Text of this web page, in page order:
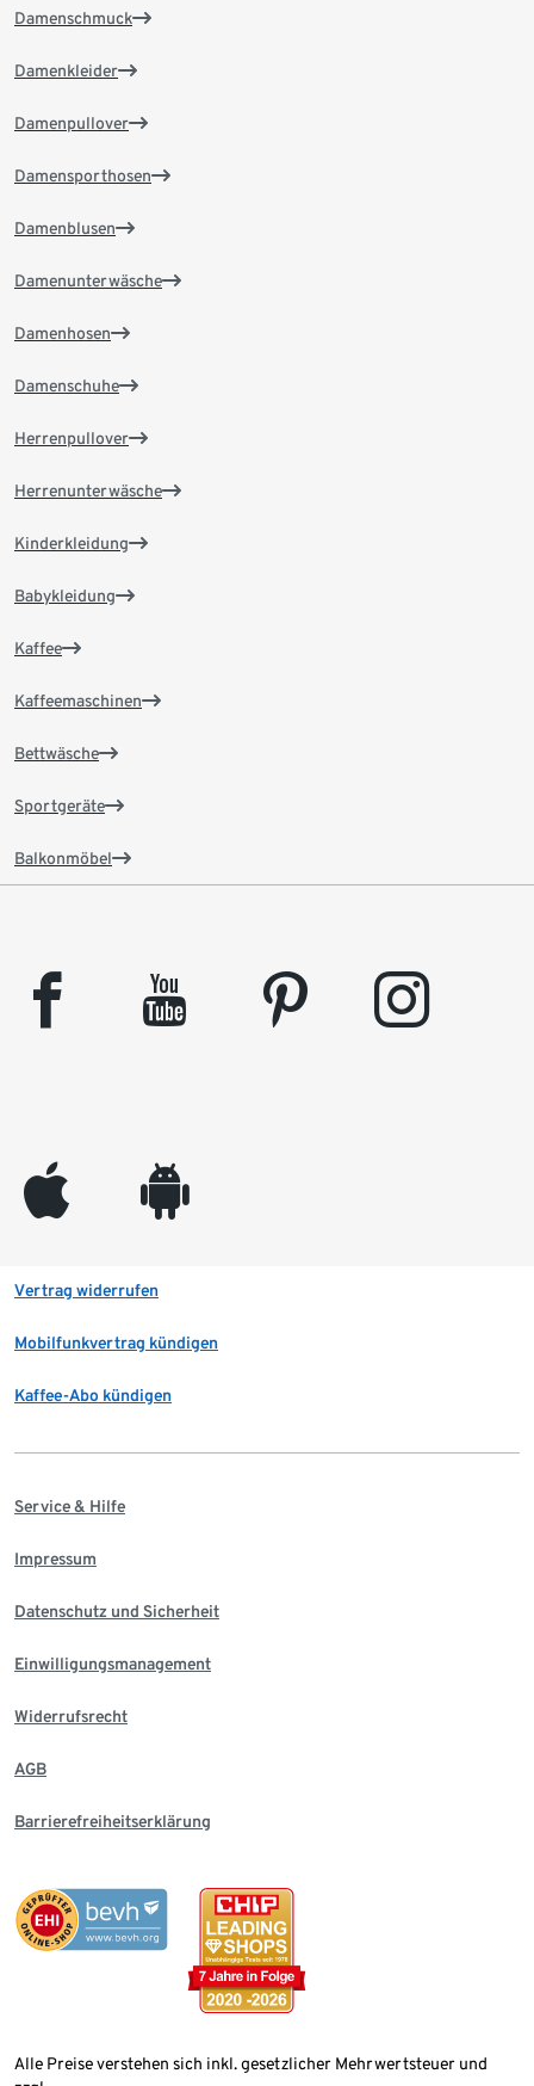
Damenschmuck
Damenkleider
Damenpullover
Damensporthosen
Damenblusen
Damenunterwäsche
Damenhosen
Damenschuhe
Herrenpullover
Herrenunterwäsche
Kinderkleidung
Babykleidung
Kaffee
Kaffeemaschinen
Bettwäsche
Sportgeräte
Balkonmöbel
facebook youtube pinterest instagram
appleinc android
Vertrag widerrufen
Mobilfunkvertrag kündigen
Kaffee-Abo kündigen
Service & Hilfe
Impressum
Datenschutz und Sicherheit
Einwilligungsmanagement
Widerrufsrecht
AGB
Barrierefreiheitserklärung
Alle Preise verstehen sich inkl. gesetzlicher Mehrwertsteuer und